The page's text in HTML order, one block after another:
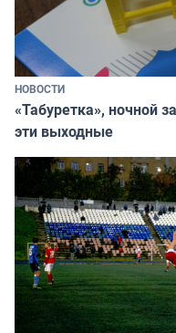
НОВОСТИ
«Табуретка», ночной
эти выходные